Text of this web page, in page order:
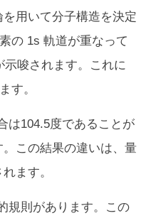
用いて分子構造を決定
の 1s 軌道が重なって
唆されます。これに
す。
は104.5度であることが
この結果の違いは、量
ます。
規則があります。この